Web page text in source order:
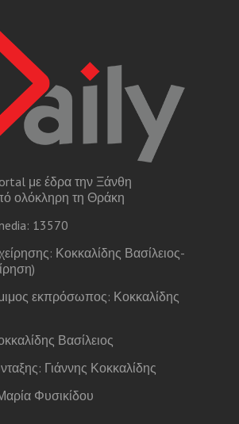
με έδρα την Ξάνθη
ολόκληρη τη Θράκη
13570
Κοκκαλίδης Βασίλειος-
εκπρόσωπος: Κοκκαλίδης
Βασίλειος
Γιάννης Κοκκαλίδης
Φυσικίδου